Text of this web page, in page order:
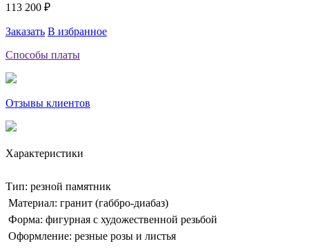
113 200 ₽
Заказать В избранное
Способы платы
Отзывы клиентов
Характеристики
Тип: резной памятник
Материал: гранит (габбро-диабаз)
Форма: фигурная с художественной резьбой
Оформление: резные розы и листья